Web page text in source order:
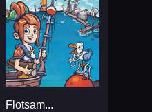
Flotsam...